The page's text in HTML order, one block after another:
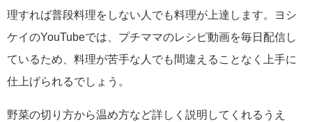
理すれば普段料理をしない人でも料理が上達します。ヨシ
ケイのYouTubeでは、プチママのレシピ動画を毎日配信し
ているため、料理が苦手な人でも間違えることなく上手に
仕上げられるでしょう。
野菜の切り方から温め方など詳しく説明してくれるうえ